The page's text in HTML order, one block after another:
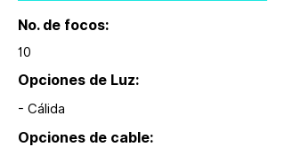
No. de focos:
10
Opciones de Luz:
- Cálida
Opciones de cable: